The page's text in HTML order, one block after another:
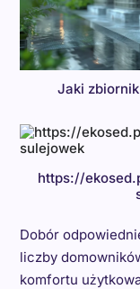
Jaki zbiornik
https://
Dobór
liczby
komfortu